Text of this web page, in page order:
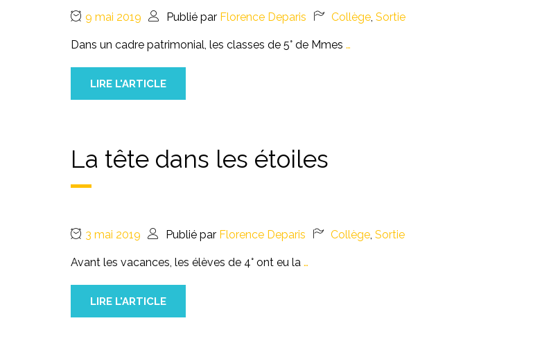
9 mai 2019 Publié par Florence Deparis Collège, Sortie
Dans un cadre patrimonial, les classes de 5° de Mmes …
LIRE L'ARTICLE
La tête dans les étoiles
3 mai 2019 Publié par Florence Deparis Collège, Sortie
Avant les vacances, les élèves de 4° ont eu la …
LIRE L'ARTICLE